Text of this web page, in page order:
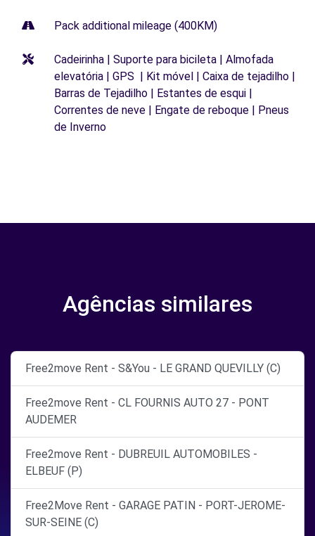
Pack additional mileage (400KM)
Cadeirinha | Suporte para bicileta | Almofada
elevatória | GPS | Kit móvel | Caixa de tejadilho |
Barras de Tejadilho | Estantes de esqui |
Correntes de neve | Engate de reboque | Pneus
de Inverno
Agências similares
Free2move Rent - S&You - LE GRAND QUEVILLY (C)
Free2move Rent - CL FOURNIS AUTO 27 - PONT
AUDEMER
Free2move Rent - DUBREUIL AUTOMOBILES -
ELBEUF (P)
Free2Move Rent - GARAGE PATIN - PORT-JEROME-
SUR-SEINE (C)